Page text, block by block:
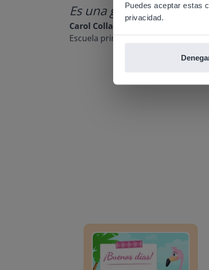
Puedes aceptar estas
privacidad.
Es una gran
Carol Collack
Escuela primaria Frank Kim, Nevada